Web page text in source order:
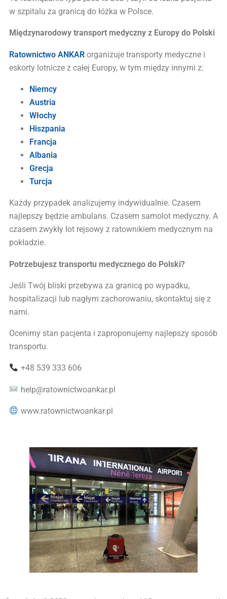
w szpitalu za granicą do łóżka w Polsce.
Międzynarodowy transport medyczny z Europy do Polski
Ratownictwo ANKAR organizuje transporty medyczne i
eskorty lotnicze z całej Europy, w tym między innymi z:
Niemcy
Austria
Włochy
Hiszpania
Francja
Albania
Grecja
Turcja
Każdy przypadek analizujemy indywidualnie. Czasem
najlepszy będzie ambulans. Czasem samolot medyczny. A
czasem zwykły lot rejsowy z ratownikiem medycznym na
pokładzie.
Potrzebujesz transportu medycznego do Polski?
Jeśli Twój bliski przebywa za granicą po wypadku,
hospitalizacji lub nagłym zachorowaniu, skontaktuj się z
nami.
Ocenimy stan pacjenta i zaproponujemy najlepszy sposób
transportu.
+48 539 333 606
help@ratownictwoankar.pl
www.ratownictwoankar.pl